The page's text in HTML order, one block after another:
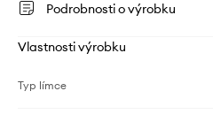
Podrobnosti o výrobku
Vlastnosti výrobku
Typ límce